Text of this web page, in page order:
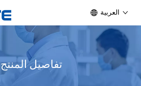
العربية
تفاصيل المنتج